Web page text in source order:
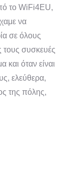
το WiFi4EU,
να
σε όλους
τους συσκευές
όταν είναι
ελεύθερα,
της πόλης,